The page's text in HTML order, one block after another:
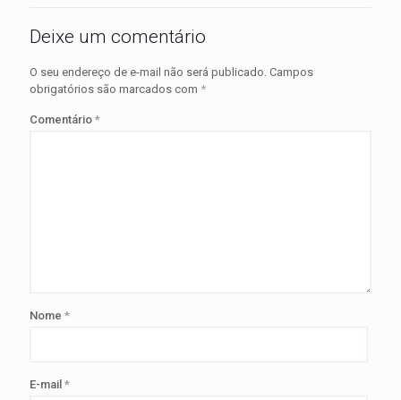
Deixe um comentário
O seu endereço de e-mail não será publicado. Campos
obrigatórios são marcados com *
Comentário *
Nome *
E-mail *